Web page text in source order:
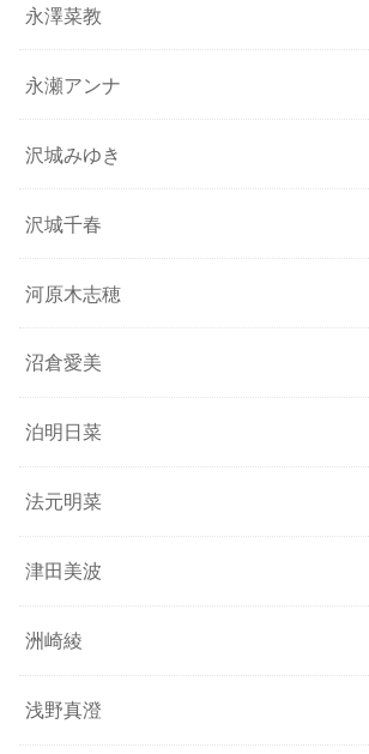
永澤菜教
永瀬アンナ
沢城みゆき
沢城千春
河原木志穂
沼倉愛美
泊明日菜
法元明菜
津田美波
洲崎綾
浅野真澄